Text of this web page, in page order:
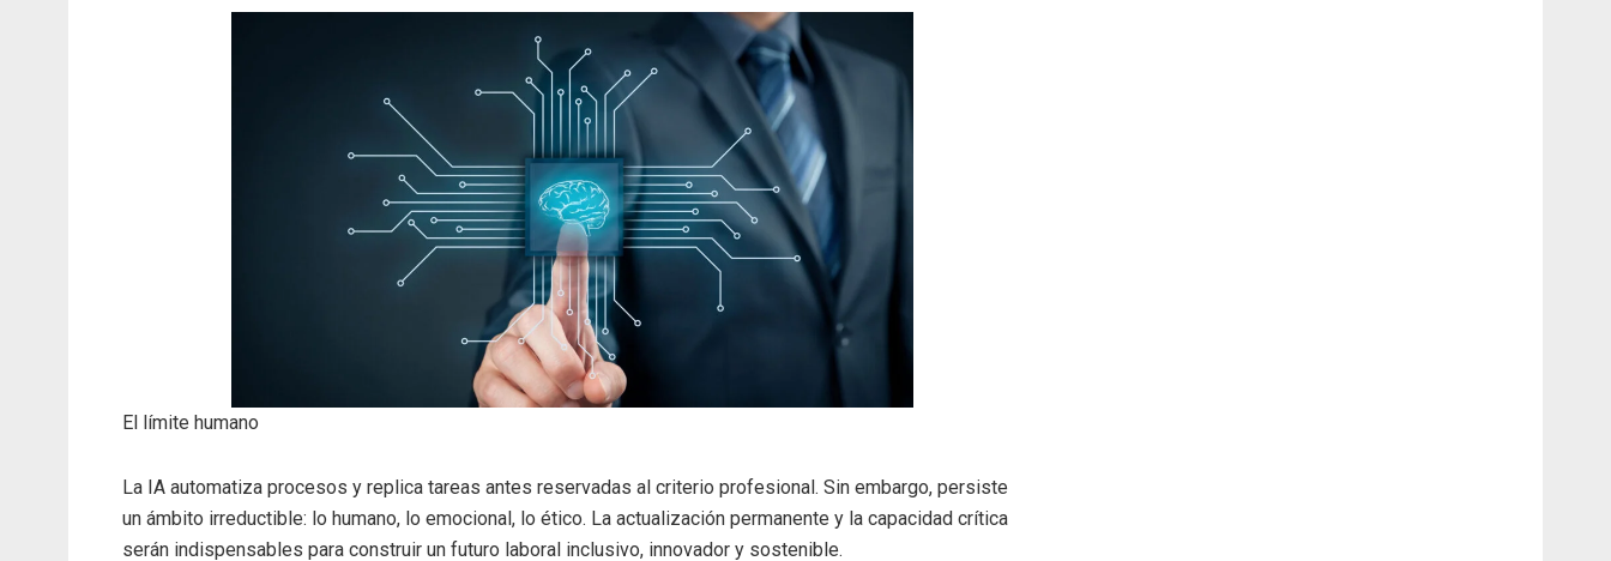
El límite humano
La IA automatiza procesos y replica tareas antes reservadas al criterio profesional. Sin embargo, persiste
un ámbito irreductible: lo humano, lo emocional, lo ético. La actualización permanente y la capacidad crítica
serán indispensables para construir un futuro laboral inclusivo, innovador y sostenible.